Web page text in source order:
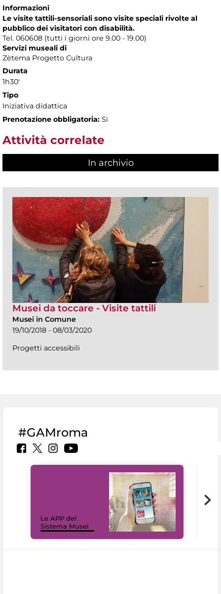
Informazioni
Le visite tattili-sensoriali sono visite speciali rivolte al
pubblico dei visitatori con disabilità.
Tel. 060608 (tutti i giorni ore 9.00 - 19.00)
Servizi museali di
Zètema Progetto Cultura
Durata
1h30'
Tipo
Iniziativa didattica
Prenotazione obbligatoria: Sì
Attività correlate
In archivio
Musei da toccare - Visite tattili
Musei in Comune
19/10/2018 - 08/03/2020
Progetti accessibili
#GAMroma
Le APP del
Sistema Musei